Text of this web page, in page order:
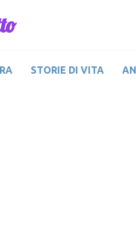
STORIE DI VITA